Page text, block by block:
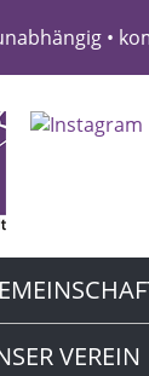
•
VEREIN